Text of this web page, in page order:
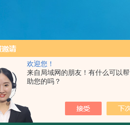
欢迎您！
来自局域网的朋友！有什么可以帮
助您的吗？